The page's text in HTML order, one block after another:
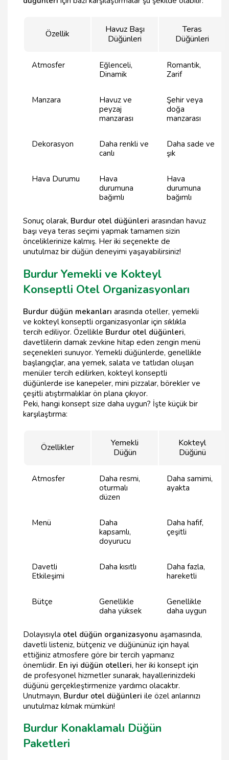
Özellik
Havuz Başı
Düğünleri
Teras
Düğünleri
Atmosfer
Eğlenceli,
Dinamik
Romantik,
Zarif
Manzara
Havuz ve
peyzaj
manzarası
Şehir veya
doğa
manzarası
Dekorasyon
Daha renkli ve
canlı
Daha sade ve
şık
Hava Durumu
Hava
durumuna
bağımlı
Hava
durumuna
bağımlı
Sonuç olarak, Burdur otel düğünleri arasından havuz
başı veya teras seçimi yapmak tamamen sizin
önceliklerinize kalmış. Her iki seçenekte de
unutulmaz bir düğün deneyimi yaşayabilirsiniz!
Burdur Yemekli ve Kokteyl
Konseptli Otel Organizasyonları
Burdur düğün mekanları arasında oteller, yemekli
ve kokteyl konseptli organizasyonlar için sıklıkla
tercih ediliyor. Özellikle Burdur otel düğünleri,
davetlilerin damak zevkine hitap eden zengin menü
seçenekleri sunuyor. Yemekli düğünlerde, genellikle
başlangıçlar, ana yemek, salata ve tatlıdan oluşan
menüler tercih edilirken, kokteyl konseptli
düğünlerde ise kanepeler, mini pizzalar, börekler ve
çeşitli atıştırmalıklar ön plana çıkıyor.
Peki, hangi konsept size daha uygun? İşte küçük bir
karşılaştırma:
Özellikler
Yemekli
Düğün
Kokteyl
Düğünü
Atmosfer
Daha resmi,
oturmalı
düzen
Daha samimi,
ayakta
Menü
Daha
kapsamlı,
doyurucu
Daha hafif,
çeşitli
Davetli
Etkileşimi
Daha kısıtlı
Daha fazla,
hareketli
Bütçe
Genellikle
daha yüksek
Genellikle
daha uygun
Dolayısıyla otel düğün organizasyonu aşamasında,
davetli listeniz, bütçeniz ve düğününüz için hayal
ettiğiniz atmosfere göre bir tercih yapmanız
önemlidir. En iyi düğün otelleri, her iki konsept için
de profesyonel hizmetler sunarak, hayallerinizdeki
düğünü gerçekleştirmenize yardımcı olacaktır.
Unutmayın, Burdur otel düğünleri ile özel anlarınızı
unutulmaz kılmak mümkün!
Burdur Konaklamalı Düğün
Paketleri